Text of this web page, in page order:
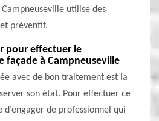
utilise des
préventif.
pour effectuer le
façade à Campneuseville
avec de bon traitement est la
son état. Pour effectuer ce
de professionnel qui